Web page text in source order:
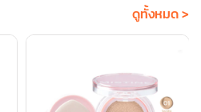
ดูทั้งหมด >